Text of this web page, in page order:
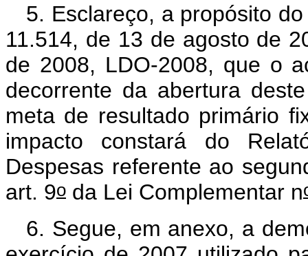
5. Esclareço, a propósito
11.514, de 13 de agosto de
de 2008, LDO-2008, que o
decorrente da abertura
meta de resultado primário
impacto constará do
Despesas referente ao
art. 9o da Lei Complementar n
6. Segue, em anexo, a